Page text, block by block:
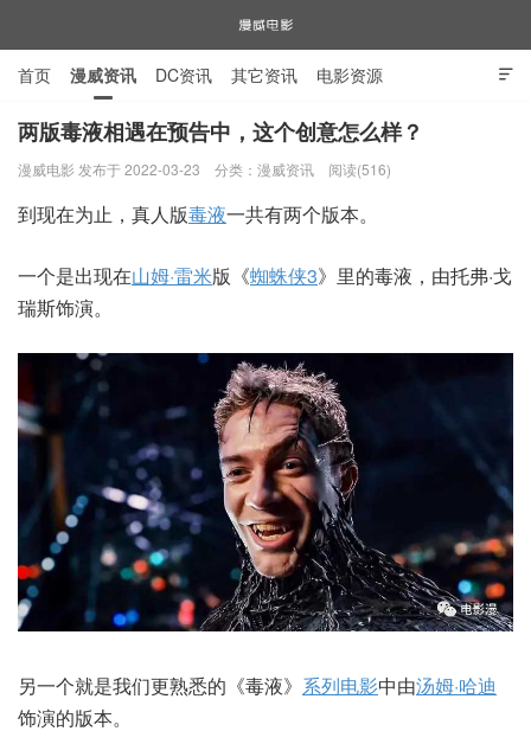

首页 漫威资讯 DC资讯 其它资讯 电影资源
电视剧资源 漫威图片
两版毒液相遇在预告中，这个创意怎么样？
漫威电影 发布于 2022-03-23 分类： 漫威资讯 阅读(516)
到现在为止，真人版毒液一共有两个版本。
一个是出现在山姆·雷米版《蜘蛛侠3》里的毒液，由托弗·戈
瑞斯饰演。
另一个就是我们更熟悉的《毒液》 系列电影中由汤姆·哈迪
饰演的版本。